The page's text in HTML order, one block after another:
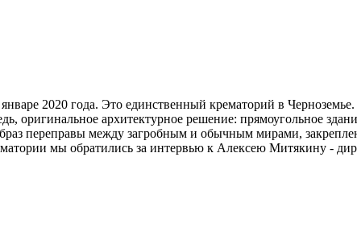
2020 года. Это единственный крематорий в
оригинальное архитектурное решение: прямоугольное
переправы между загробным и обычным мирами,
мы обратились за интервью к Алексею Митякину -